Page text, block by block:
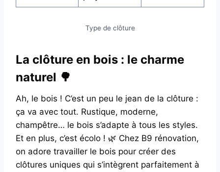
Type de clôture
La clôture en bois : le charme
naturel 🌳
Ah, le bois ! C’est un peu le jean de la clôture :
ça va avec tout. Rustique, moderne,
champêtre… le bois s’adapte à tous les styles.
Et en plus, c’est écolo ! 🌿 Chez B9 rénovation,
on adore travailler le bois pour créer des
clôtures uniques qui s’intègrent parfaitement à